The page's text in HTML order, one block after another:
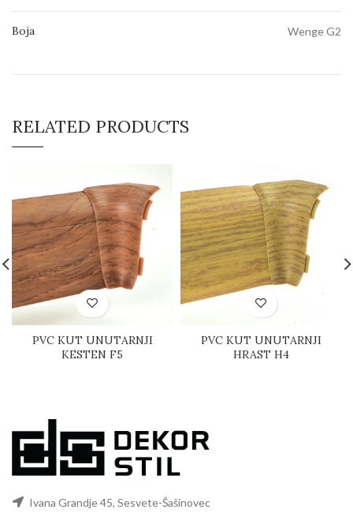
Boja Wenge G2
RELATED PRODUCTS
PVC KUT UNUTARNJI
KESTEN F5
PVC KUT UNUTARNJI
HRAST H4
Ivana Grandje 45, Sesvete-Šašinovec